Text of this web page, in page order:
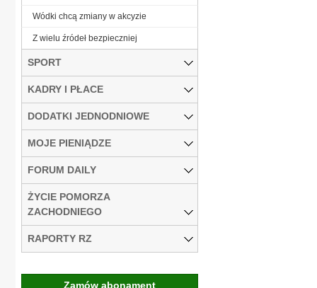
Wódki chcą zmiany w akcyzie
Z wielu źródeł bezpieczniej
SPORT
KADRY I PŁACE
DODATKI JEDNODNIOWE
MOJE PIENIĄDZE
FORUM DAILY
ŻYCIE POMORZA
ZACHODNIEGO
RAPORTY RZ
Zamów abonament